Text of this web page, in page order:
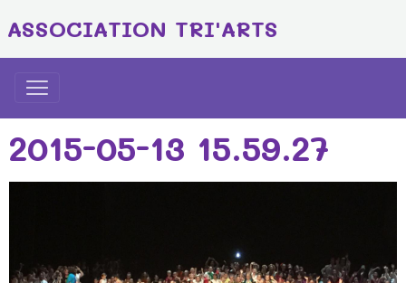
ASSOCIATION TRI'ARTS
2015-05-13 15.59.27